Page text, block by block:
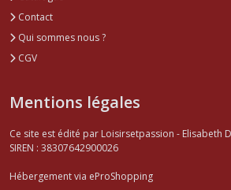
Contact
Qui sommes nous ?
CGV
Mentions légales
Ce site est édité par Loisirsetpassion - Elisabeth
SIREN : 38307642900026
Hébergement via eProShopping